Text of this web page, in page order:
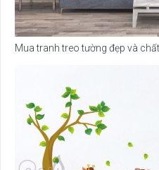
Mua tranh treo tường đẹp và